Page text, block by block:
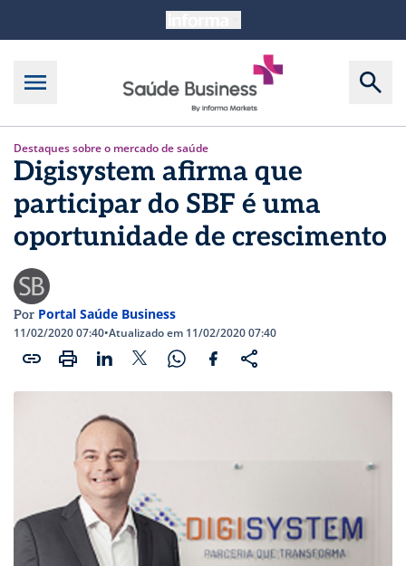
Destaques sobre o mercado de saúde
Digisystem afirma que
participar do SBF é uma
oportunidade de crescimento
Por Portal Saúde Business
11/02/2020 07:40•Atualizado em 11/02/2020 07:40